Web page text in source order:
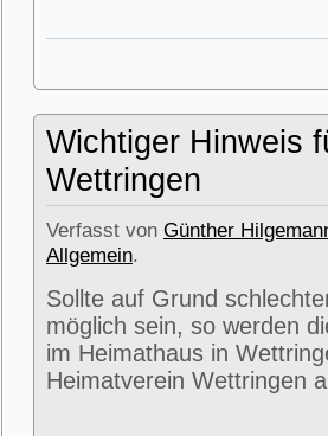
Wichtiger Hinweis
Wettringen
Verfasst von Günther
Allgemein.
Sollte auf Grund
möglich sein, so werden
im Heimathaus in
Heimatverein Wettringen